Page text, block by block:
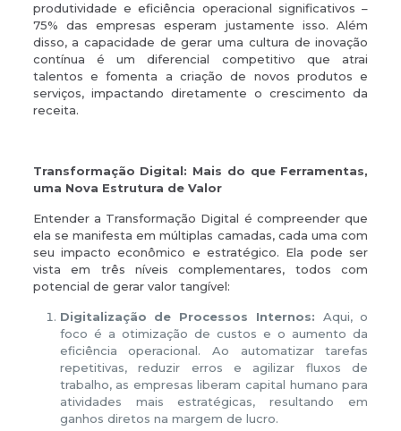
produtividade e eficiência operacional significativos –
75% das empresas esperam justamente isso. Além
disso, a capacidade de gerar uma cultura de inovação
contínua é um diferencial competitivo que atrai
talentos e fomenta a criação de novos produtos e
serviços, impactando diretamente o crescimento da
receita.
Transformação Digital: Mais do que Ferramentas,
uma Nova Estrutura de Valor
Entender a Transformação Digital é compreender que
ela se manifesta em múltiplas camadas, cada uma com
seu impacto econômico e estratégico. Ela pode ser
vista em três níveis complementares, todos com
potencial de gerar valor tangível:
Digitalização de Processos Internos: Aqui, o
foco é a otimização de custos e o aumento da
eficiência operacional. Ao automatizar tarefas
repetitivas, reduzir erros e agilizar fluxos de
trabalho, as empresas liberam capital humano para
atividades mais estratégicas, resultando em
ganhos diretos na margem de lucro.